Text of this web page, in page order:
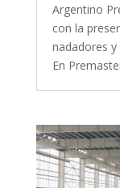
Argentino
con la
nadadores
En